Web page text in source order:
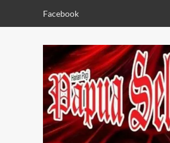
Facebook